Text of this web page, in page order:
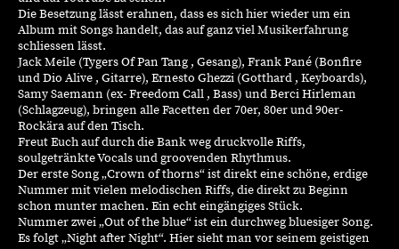
Die Besetzung lässt erahnen, dass es sich hier wieder um ein
Album mit Songs handelt, das auf ganz viel Musikerfahrung
schliessen lässt.
Jack Meile (Tygers Of Pan Tang , Gesang), Frank Pané (Bonfire
und Dio Alive , Gitarre), Ernesto Ghezzi (Gotthard , Keyboards),
Samy Saemann (ex- Freedom Call , Bass) und Berci Hirleman
(Schlagzeug), bringen alle Facetten der 70er, 80er und 90er-
Rockära auf den Tisch.
Freut Euch auf durch die Bank weg druckvolle Riffs,
soulgetränkte Vocals und groovenden Rhythmus.
Der erste Song „Crown of thorns“ ist direkt eine schöne, erdige
Nummer mit vielen melodischen Riffs, die direkt zu Beginn
schon munter machen. Ein echt eingängiges Stück.
Nummer zwei „Out of the blue“ ist ein durchweg bluesiger Song.
Es folgt „Night after Night“. Hier sieht man vor seinem geistigen